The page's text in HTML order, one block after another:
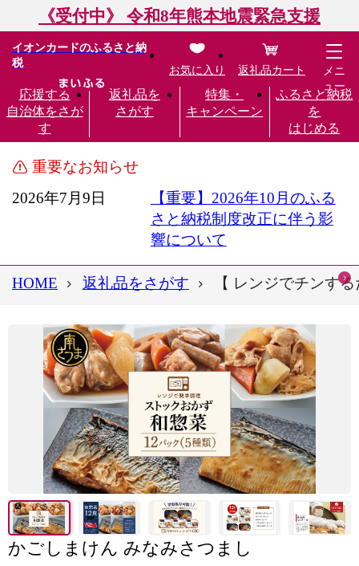
《受付中》 令和8年熊本地震緊急支援
イオンカードのふるさと納
税
応援する
自治体をさが
す
返礼品を
さがす
特集・
キャンペーン
ふるさと納税
を
はじめる
お気に入り 返礼品カート
メニ
ュー
重要なお知らせ
2026年7月9日
【重要】2026年10月のふる
さと納税制度改正に伴う影
響について
HOME 返礼品をさがす 【 レンジでチンす
かごしまけん みなみさつまし